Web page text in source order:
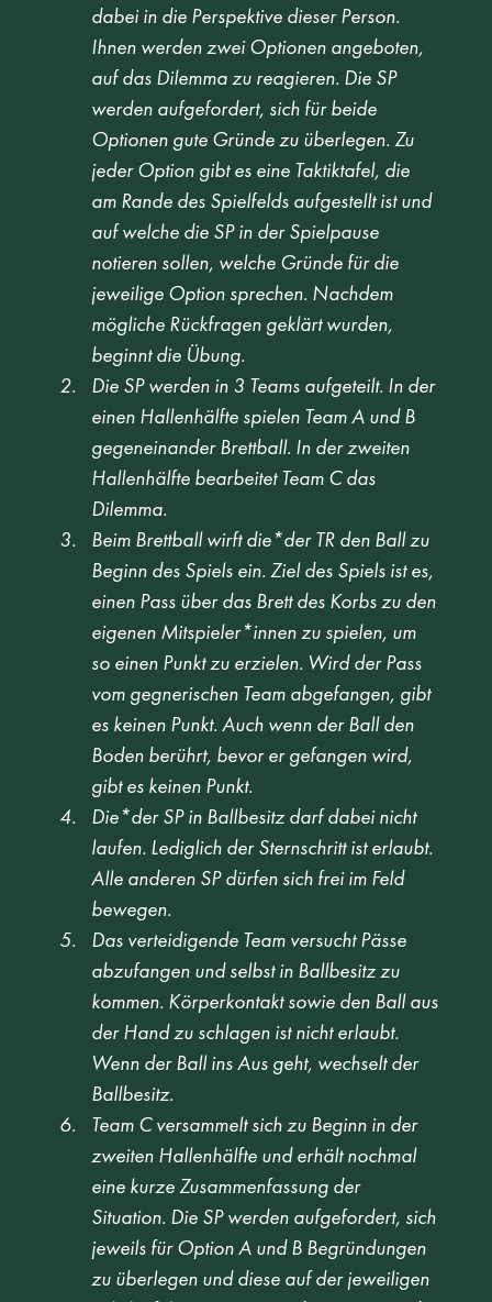
dabei in die Perspektive dieser Person.
Ihnen werden zwei Optionen angeboten,
auf das Dilemma zu reagieren. Die SP
werden aufgefordert, sich für beide
Optionen gute Gründe zu überlegen. Zu
jeder Option gibt es eine Taktiktafel, die
am Rande des Spielfelds aufgestellt ist und
auf welche die SP in der Spielpause
notieren sollen, welche Gründe für die
jeweilige Option sprechen. Nachdem
mögliche Rückfragen geklärt wurden,
beginnt die Übung.
Die SP werden in 3 Teams aufgeteilt. In der
einen Hallenhälfte spielen Team A und B
gegeneinander Brettball. In der zweiten
Hallenhälfte bearbeitet Team C das
Dilemma.
Beim Brettball wirft die*der TR den Ball zu
Beginn des Spiels ein. Ziel des Spiels ist es,
einen Pass über das Brett des Korbs zu den
eigenen Mitspieler*innen zu spielen, um
so einen Punkt zu erzielen. Wird der Pass
vom gegnerischen Team abgefangen, gibt
es keinen Punkt. Auch wenn der Ball den
Boden berührt, bevor er gefangen wird,
gibt es keinen Punkt.
Die*der SP in Ballbesitz darf dabei nicht
laufen. Lediglich der Sternschritt ist erlaubt.
Alle anderen SP dürfen sich frei im Feld
bewegen.
Das verteidigende Team versucht Pässe
abzufangen und selbst in Ballbesitz zu
kommen. Körperkontakt sowie den Ball aus
der Hand zu schlagen ist nicht erlaubt.
Wenn der Ball ins Aus geht, wechselt der
Ballbesitz.
Team C versammelt sich zu Beginn in der
zweiten Hallenhälfte und erhält nochmal
eine kurze Zusammenfassung der
Situation. Die SP werden aufgefordert, sich
jeweils für Option A und B Begründungen
zu überlegen und diese auf der jeweiligen